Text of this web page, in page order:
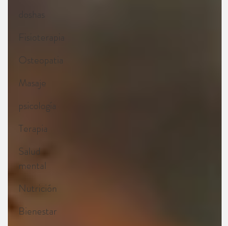
doshas
Fisioterapia
Osteopatia
Masaje
psicología
Terapia
Salud
mental
Nutrición
Bienestar